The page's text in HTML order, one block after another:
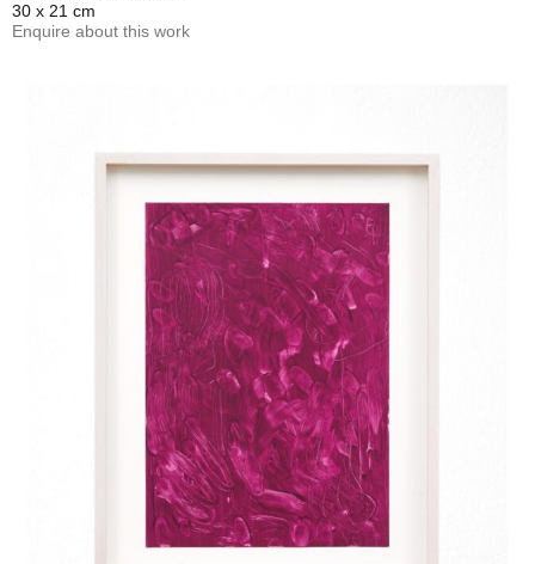
30 x 21 cm
Enquire about this work